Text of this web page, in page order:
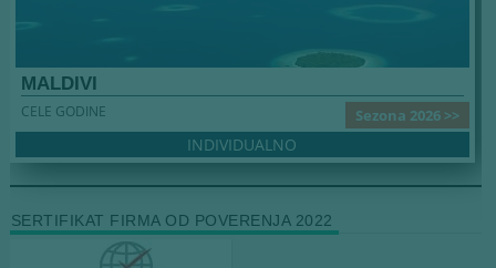
MALDIVI
Sezona 2026 >>
CELE GODINE
INDIVIDUALNO
SERTIFIKAT FIRMA OD POVERENJA 2022